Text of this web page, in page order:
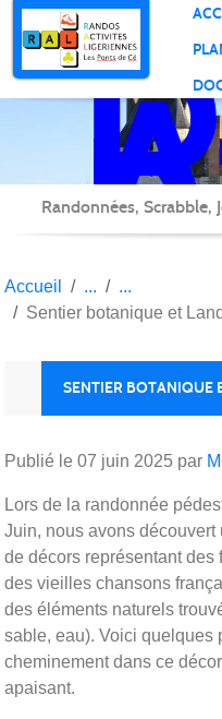
Randonnées, Scrabble,
Accueil
Sentier botanique et
SENTIER BOTANIQUE
Publié le 07 juin 2025 par
Lors de la randonnée
Juin, nous avons
de décors représentant
des vieilles chansons
des éléments naturels
sable, eau). Voici quelques
cheminement dans ce
apaisant.
Panneau de gestion des